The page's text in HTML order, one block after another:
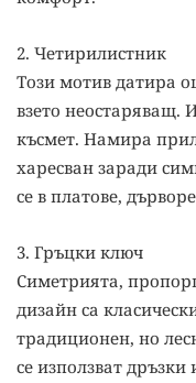
2. Четирилистник
Този мотив датира
взето неостаряващ.
късмет. Намира
харесван заради
се в платове,
3. Гръцки ключ
Симетрията,
дизайн са
традиционен, но
се използват дръзки